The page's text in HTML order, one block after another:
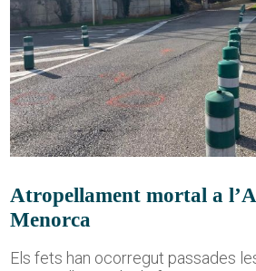
Atropellament mortal a
Menorca
Els fets han ocorregut passades